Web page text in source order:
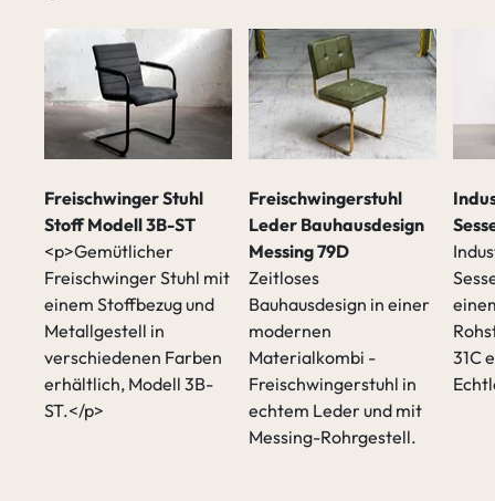
Freischwinger Stuhl
Stoff Modell 3B-ST
<p>Gemütlicher
Freischwinger Stuhl mit
einem Stoffbezug und
Metallgestell in
verschiedenen Farben
erhältlich, Modell 3B-
ST.</p>
Freischwingerstuhl
Leder Bauhausdesign
Messing 79D
Zeitloses
Bauhausdesign in einer
modernen
Materialkombi -
Freischwingerstuhl in
echtem Leder und mit
Messing-Rohrgestell.
31C